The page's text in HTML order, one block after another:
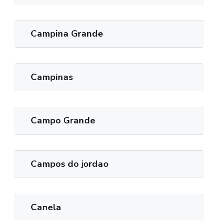
Campina Grande
Campinas
Campo Grande
Campos do jordao
Canela